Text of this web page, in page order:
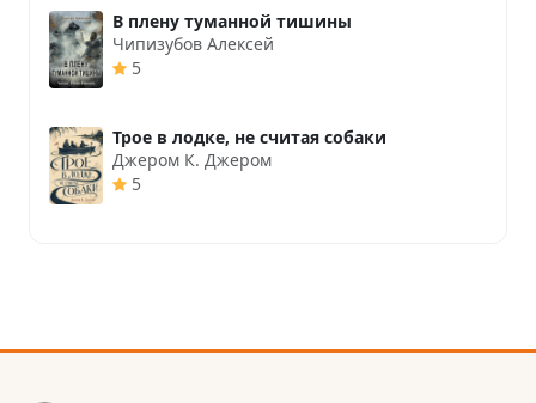
В плену туманной тишины
Чипизубов Алексей
5
Трое в лодке, не считая собаки
Джером К. Джером
5